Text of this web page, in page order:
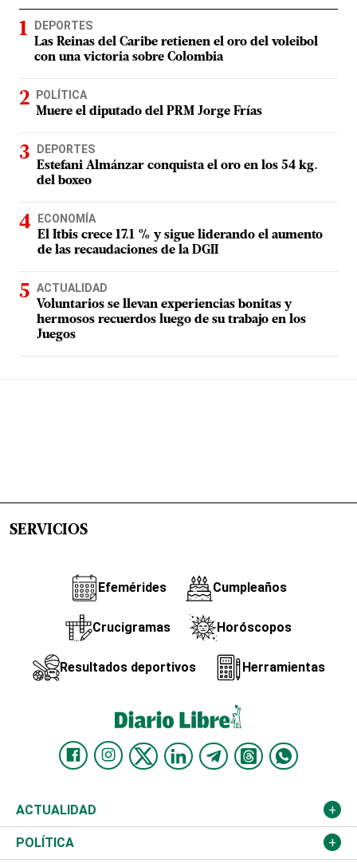
DEPORTES
Las Reinas del Caribe retienen el oro del voleibol
con una victoria sobre Colombia
POLÍTICA
Muere el diputado del PRM Jorge Frías
DEPORTES
Estefani Almánzar conquista el oro en los 54 kg.
del boxeo
ECONOMÍA
El Itbis crece 17.1 % y sigue liderando el aumento
de las recaudaciones de la DGII
ACTUALIDAD
Voluntarios se llevan experiencias bonitas y
hermosos recuerdos luego de su trabajo en los
Juegos
SERVICIOS
Efemérides Cumpleaños
Crucigramas Horóscopos
Resultados deportivos Herramientas
ACTUALIDAD
Nacional
POLÍTICA